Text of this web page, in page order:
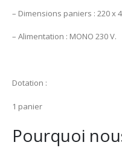
– Dimensions paniers : 220 x
– Alimentation : MONO 230 V.
Dotation :
1 panier
Pourquoi